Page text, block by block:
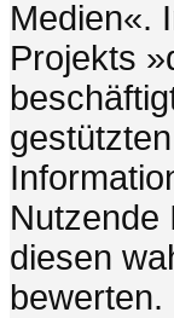
Medien«.
Projekts
Nutzende
diesen
bewerten.